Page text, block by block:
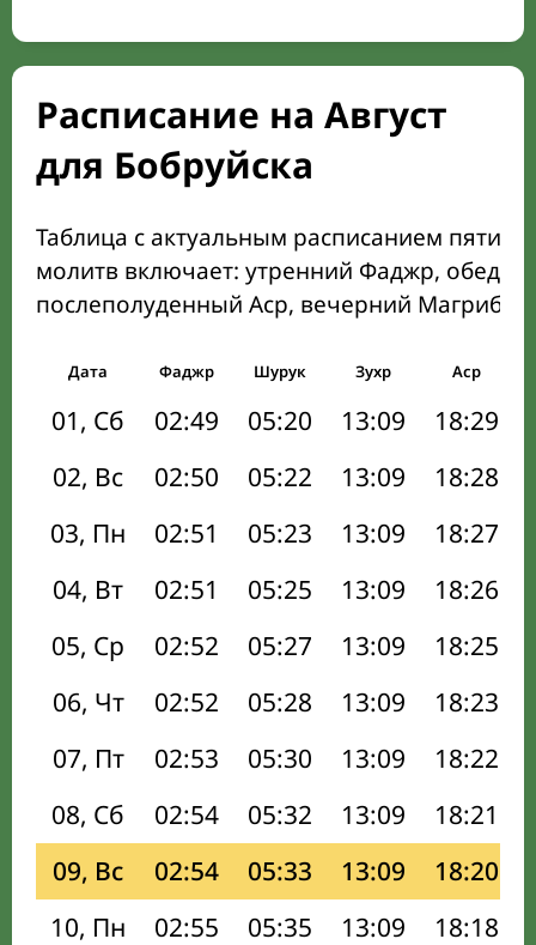
Расписание на Август
для Бобруйска
Таблица с актуальным расписанием пяти
молитв включает: утренний Фаджр,
послеполуденный Аср, вечерний Магриб
Дата Фаджр Шурук Зухр Аср
01, Сб 02:49 05:20 13:09 18:29
02, Вс
02:50 05:22 13:09 18:28
03, Пн
02:51 05:23 13:09 18:27
04, Вт
02:51 05:25 13:09 18:26
05, Ср
02:52 05:27 13:09 18:25
06, Чт
02:52 05:28 13:09 18:23
07, Пт
02:53 05:30 13:09 18:22
08, Сб
02:54 05:32 13:09 18:21
09, Вс
02:54 05:33 13:09 18:20
10, Пн
02:55 05:35 13:09 18:18